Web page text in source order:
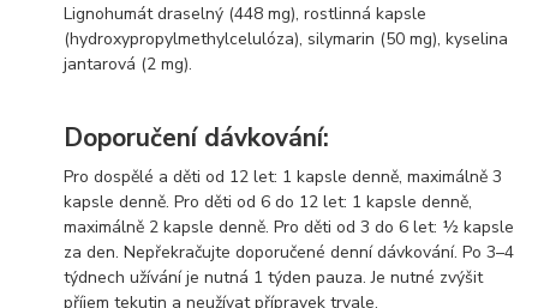
Lignohumát draselný (448 mg), rostlinná kapsle
(hydroxypropylmethylcelulóza), silymarin (50 mg), kyselina
jantarová (2 mg).
Doporučení dávkování:
Pro dospělé a děti od 12 let: 1 kapsle denně, maximálně 3
kapsle denně. Pro děti od 6 do 12 let: 1 kapsle denně,
maximálně 2 kapsle denně. Pro děti od 3 do 6 let: ½ kapsle
za den. Nepřekračujte doporučené denní dávkování. Po 3–4
týdnech užívání je nutná 1 týden pauza. Je nutné zvýšit
příjem tekutin a neužívat přípravek trvale.